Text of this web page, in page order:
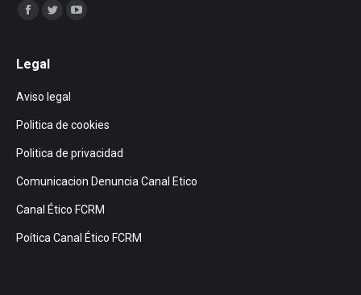
Encuéntranos en:
Facebook
opens
new
window
Twitter
new
windowwindow
Legal
Aviso legal
Politica de cookies
Politica de privacidad
Comunicacion Denuncia Canal Etico
Canal Ético FCRM
Poítica Canal Ético FCRM